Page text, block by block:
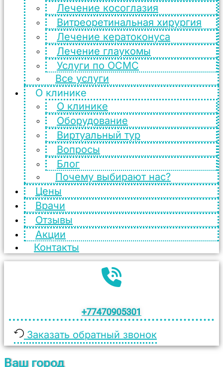
Лечение косоглазия
Витреоретинальная хирургия
Лечение кератоконуса
Лечение глаукомы
Услуги по ОСМС
Все услуги
О клинике
О клинике
Оборудование
Виртуальный тур
Вопросы
Блог
Почему выбирают нас?
Цены
Врачи
Отзывы
Акции
Контакты
+77470905301
Заказать обратный звонок
Ваш город